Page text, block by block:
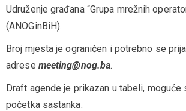
Udruženje građana “Grupa mrežnih
(ANOGinBiH).
Broj mjesta je ograničen i potrebno se
adrese meeting@nog.ba.
Draft agende je prikazan u tabeli, moguće
početka sastanka.